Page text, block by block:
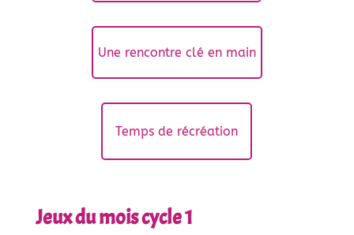
Une rencontre clé en main
Temps de récréation
Jeux du mois cycle 1